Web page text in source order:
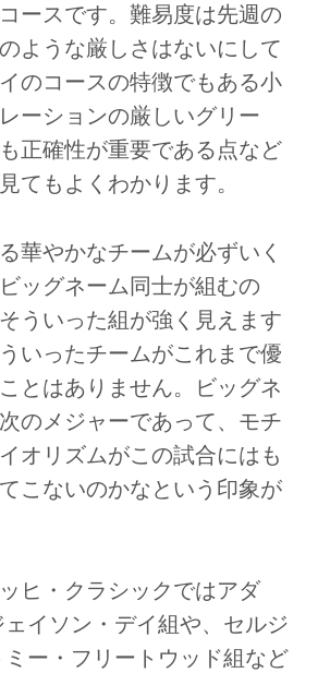
は、記者がこのような質問をした
あとでした。
「現在練習機具はどのようなもの
を使っていますか？ 数にすると...
ースです。難易度は先週の
ような厳しさはないにして
のコースの特徴でもある小
ーションの厳しいグリー
正確性が重要である点など
てもよくわかります。
華やかなチームが必ずいく
ッグネーム同士が組むの
ういった組が強く見えます
いったチームがこれまで優
とはありません。ビッグネ
のメジャーであって、モチ
オリズムがこの試合にはも
こないのかなという印象が
ヒ・クラシックではアダ
イソン・デイ組や、セルジ
ー・フリートウッド組など